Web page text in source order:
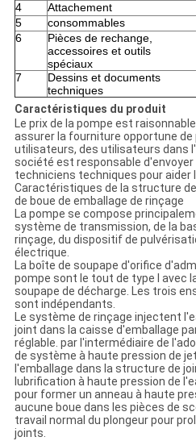
4
Attachement
5
consommables
6
Pièces de rechange,
accessoires et outils
spéciaux
7
Dessins et documents
techniques
Caractéristiques du produit
Le prix de la pompe est
assurer la fourniture opportune de
utilisateurs, des utilisateurs dans
société est responsable d'envoyer
techniciens techniques pour
Caractéristiques de la structure
de boue de emballage de rinçage
La pompe se compose
système de transmission, de la
rinçage, du dispositif de
électrique.
La boîte de soupape d'orifice
pompe sont le tout de type l avec
soupape de décharge. Les trois
sont indépendants.
Le système de rinçage injectent
joint dans la caisse d'emballage
réglable. par l'intermédiaire de
de système à haute pression de
l'emballage dans la structure de
lubrification à haute pression de
pour former un anneau à haute
aucune boue dans les pièces de
travail normal du plongeur pour
joints.